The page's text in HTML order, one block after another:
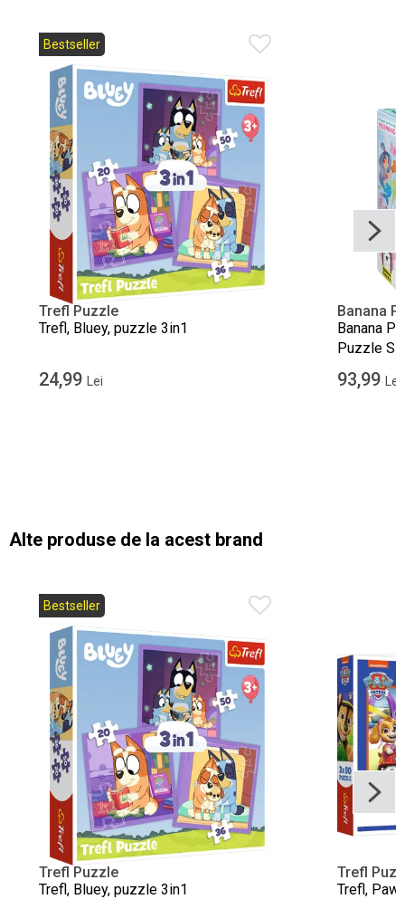
Bestseller
Trefl Puzzle
Trefl, Bluey, puzzle 3in1
24,99 Lei
Banana
Banana
Puzzle
pentru
93,99 Lei
Alte produse de la acest brand
Bestseller
Trefl Puzzle
Trefl, Bluey, puzzle 3in1
Trefl
Trefl,